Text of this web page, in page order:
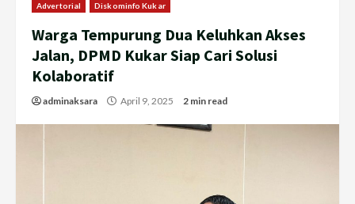
Advertorial Diskominfo Kukar
Warga Tempurung Dua Keluhkan Akses
Jalan, DPMD Kukar Siap Cari Solusi
Kolaboratif
adminaksara April 9, 2025 2 min read